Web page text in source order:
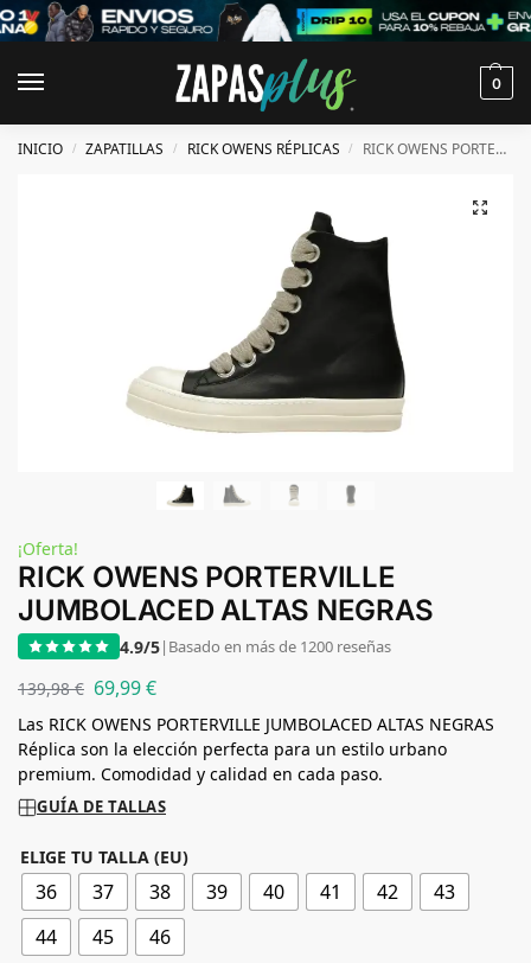
0
INICIO / ZAPATILLAS / RICK OWENS RÉPLICAS / RICK OWENS PORTERVILLE JUMBOLACED ALTAS NEGRAS
¡Oferta!
RICK OWENS PORTERVILLE
JUMBOLACED ALTAS NEGRAS
4.9/5| Basado en más de 1200 reseñas
139,98€ 69,99€
Las RICK OWENS PORTERVILLE JUMBOLACED ALTAS NEGRAS
Réplica son la elección perfecta para un estilo urbano
premium. Comodidad y calidad en cada paso.
GUÍA DE TALLAS
ELIGE TU TALLA (EU)
36 37 38 39 40 41 42
43
44
45 46